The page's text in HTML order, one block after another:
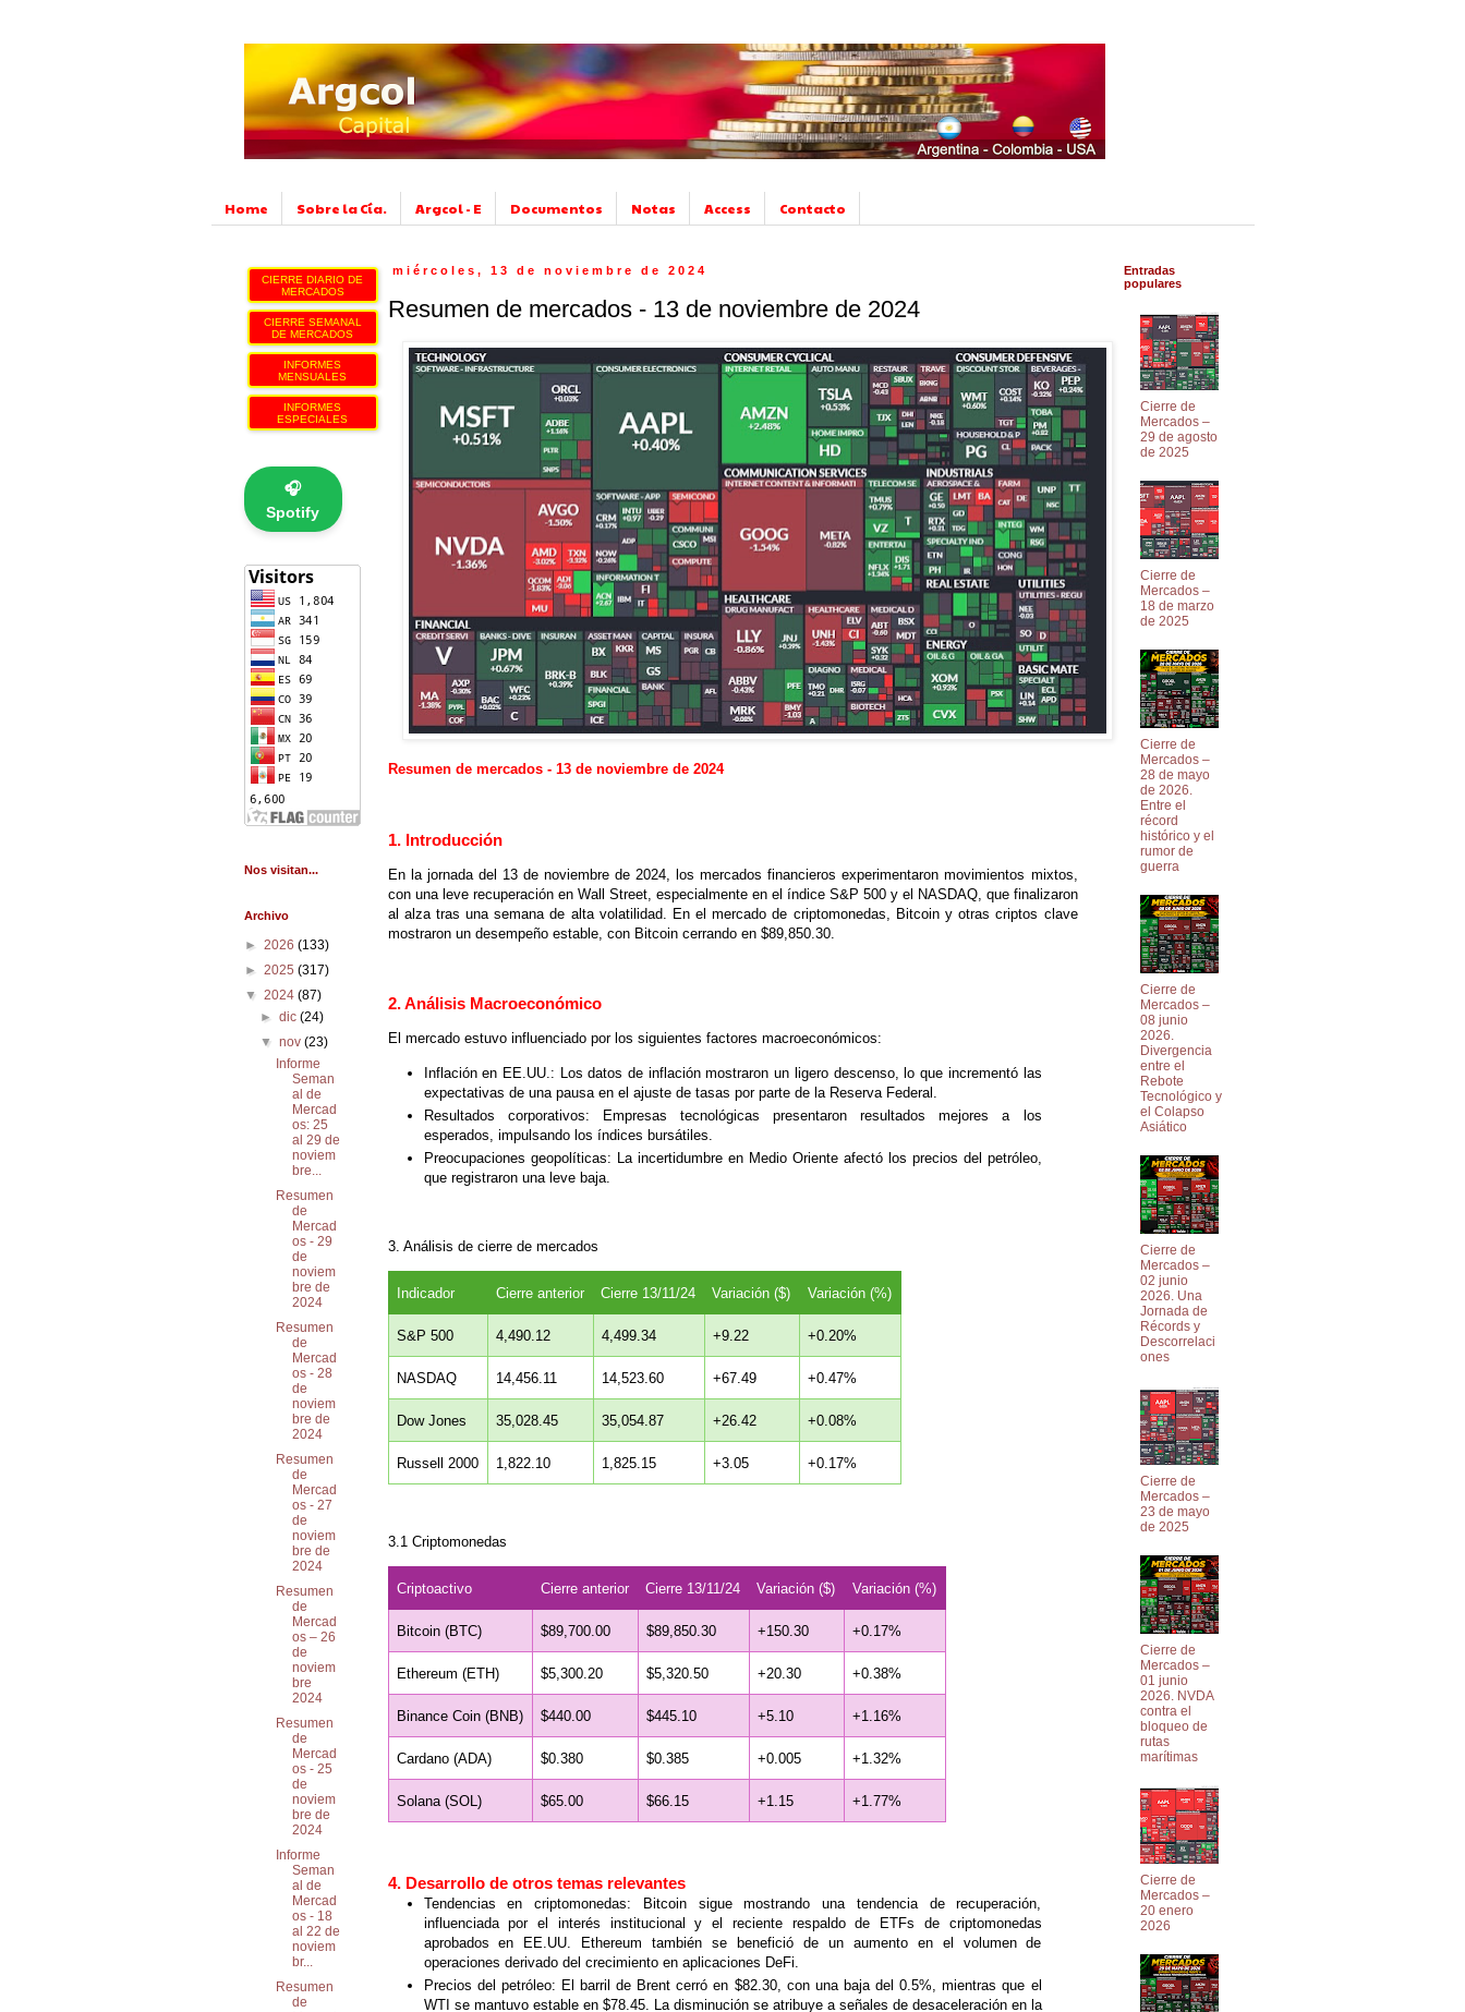
Home Sobre la Cía. Argcol - E Documentos Notas Access Contacto
miércoles, 13 de noviembre de 2024
Resumen de mercados - 13 de noviembre de 2024
Resumen de mercados - 13 de noviembre de 2024
1. Introducción
En la jornada del 13 de noviembre de 2024, los mercados financieros experimentaron movimientos mixtos,
con una leve recuperación en Wall Street, especialmente en el índice S&P 500 y el NASDAQ, que finalizaron
al alza tras una semana de alta volatilidad. En el mercado de criptomonedas, Bitcoin y otras criptos clave
mostraron un desempeño estable, con Bitcoin cerrando en $89,850.30.
2. Análisis Macroeconómico
El mercado estuvo influenciado por los siguientes factores macroeconómicos:
Inflación en EE.UU.: Los datos de inflación mostraron un ligero descenso, lo que incrementó las
expectativas de una pausa en el ajuste de tasas por parte de la Reserva Federal.
Resultados corporativos: Empresas tecnológicas presentaron resultados mejores a los
esperados, impulsando los índices bursátiles.
Preocupaciones geopolíticas: La incertidumbre en Medio Oriente afectó los precios del petróleo,
que registraron una leve baja.
3. Análisis de cierre de mercados
Indicador Cierre anterior Cierre 13/11/24 Variación ($) Variación (%)
S&P 500 4,490.12 4,499.34 +9.22 +0.20%
NASDAQ 14,456.11 14,523.60 +67.49 +0.47%
Dow Jones 35,028.45 35,054.87 +26.42 +0.08%
Russell 2000 1,822.10 1,825.15 +3.05 +0.17%
3.1 Criptomonedas
Criptoactivo Cierre anterior Cierre 13/11/24 Variación ($) Variación (%)
Bitcoin (BTC) $89,700.00 $89,850.30 +150.30 +0.17%
Ethereum (ETH) $5,300.20 $5,320.50 +20.30 +0.38%
Binance Coin (BNB) $440.00 $445.10 +5.10 +1.16%
Cardano (ADA) $0.380 $0.385 +0.005 +1.32%
Solana (SOL) $65.00 $66.15 +1.15 +1.77%
4. Desarrollo de otros temas relevantes
Tendencias en criptomonedas: Bitcoin sigue mostrando una tendencia de recuperación,
influenciada por el interés institucional y el reciente respaldo de ETFs de criptomonedas
aprobados en EE.UU. Ethereum también se benefició de un aumento en el volumen de
operaciones derivado del crecimiento en aplicaciones DeFi.
Precios del petróleo: El barril de Brent cerró en $82.30, con una baja del 0.5%, mientras que el
WTI se mantuvo estable en $78.45. La disminución se atribuye a señales de desaceleración en la
CIERRE DIARIO DE
MERCADOS
CIERRE SEMANAL
DE MERCADOS
INFORMES
MENSUALES
INFORMES
ESPECIALES
🎧
Spotify
Nos visitan...
Archivo
► 2026 (133)
► 2025 (317)
▼ 2024 (87)
► dic (24)
▼ nov (23)
Informe
Seman
al de
Mercad
os: 25
al 29 de
noviem
bre...
Resumen
de
Mercad
os - 29
de
noviem
bre de
2024
Resumen
de
Mercad
os - 28
de
noviem
bre de
2024
Resumen
de
Mercad
os - 27
de
noviem
bre de
2024
Resumen
de
Mercad
os – 26
de
noviem
bre
2024
Resumen
de
Mercad
os - 25
de
noviem
bre de
2024
Informe
Seman
al de
Mercad
os - 18
al 22 de
noviem
br...
Resumen
de
Entradas
populares
Cierre de
Mercados –
29 de agosto
de 2025
Cierre de
Mercados –
18 de marzo
de 2025
Cierre de
Mercados –
28 de mayo
de 2026.
Entre el
récord
histórico y el
rumor de
guerra
Cierre de
Mercados –
08 junio
2026.
Divergencia
entre el
Rebote
Tecnológico y
el Colapso
Asiático
Cierre de
Mercados –
02 junio
2026. Una
Jornada de
Récords y
Descorrelaci
ones
Cierre de
Mercados –
23 de mayo
de 2025
Cierre de
Mercados –
01 junio
2026. NVDA
contra el
bloqueo de
rutas
marítimas
Cierre de
Mercados –
20 enero
2026